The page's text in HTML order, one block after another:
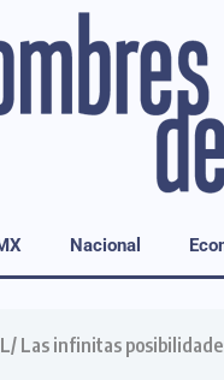
Nacional
Las infinitas